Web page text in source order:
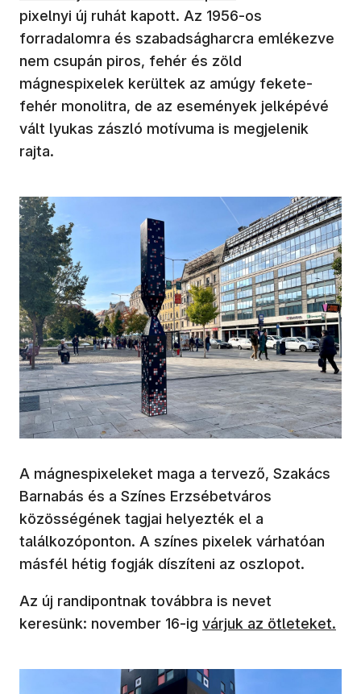
pixelnyi új ruhát kapott. Az 1956-os
forradalomra és szabadságharcra emlékezve
nem csupán piros, fehér és zöld
mágnespixelek kerültek az amúgy fekete-
fehér monolitra, de az események jelképévé
vált lyukas zászló motívuma is megjelenik
rajta.
A mágnespixeleket maga a tervező, Szakács
Barnabás és a Színes Erzsébetváros
közösségének tagjai helyezték el a
találkozóponton. A színes pixelek várhatóan
másfél hétig fogják díszíteni az oszlopot.
Az új randipontnak továbbra is nevet
keresünk: november 16-ig (új ablakban nyílik
várjuk az ötleteket.